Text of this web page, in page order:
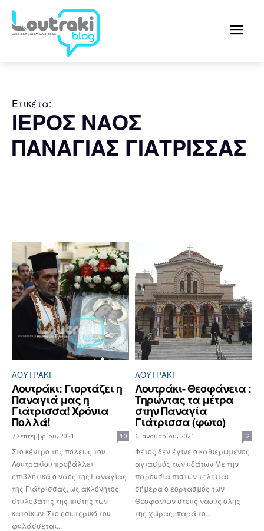
Ετικέτα:
ΙΕΡΟΣ ΝΑΟΣ
ΠΑΝΑΓΙΑΣ ΓΙΑΤΡΙΣΣΑΣ
ΛΟΥΤΡΆΚΙ
Λουτράκι: Γιορτάζει η
Παναγιά μας η
Γιάτρισσα! Xρόνια
Πολλά!
7 Σεπτεμβρίου, 2021 10
Στο κέντρο της πόλεως του
Λουτρακίου προβάλλει
επιβλητικά ο ναός της Παναγίας
της Γιάτρισσας, ως ακλόνητος
στυλοβάτης της πίστης των
κατοίκων. Στο εσωτερικό του
φυλάσσεται...
ΛΟΥΤΡΆΚΙ
Λουτράκι- Θεοφάνεια :
Τηρώντας τα μέτρα
στην Παναγία
Γιάτρισσα (φωτο)
6 Ιανουαρίου, 2021 2
Φέτος δεν έγινε ο καθιερωμένος
αγιασμός των υδάτων Με την
παρουσία πιστών τελείται
σήμερα ο εορτασμός των
Θεοφανίων στους ναούς όλης
της χώρας, παρά το...